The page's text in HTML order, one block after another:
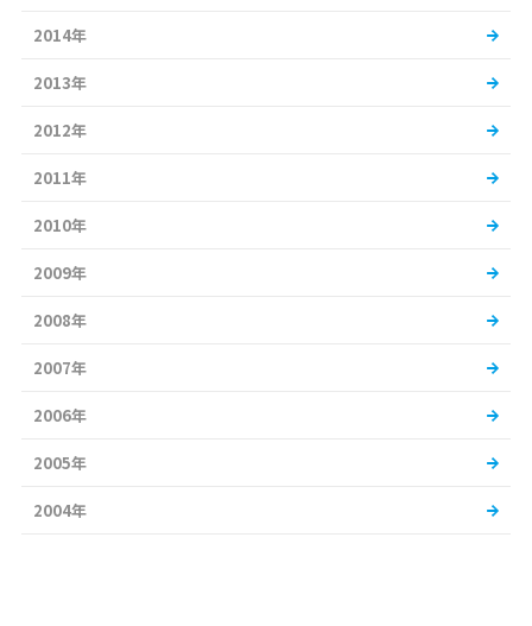
2014年
2013年
2012年
2011年
2010年
2009年
2008年
2007年
2006年
2005年
2004年